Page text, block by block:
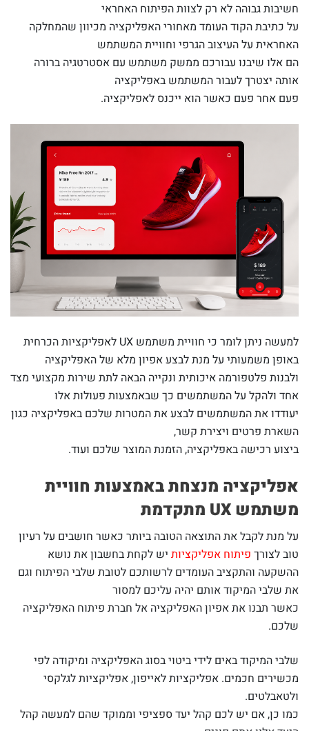
חשיבות גבוהה לא רק לצוות הפיתוח האחראי
על כתיבת הקוד העומד מאחורי האפליקציה מכיוון שהמחלקה
האחראית על העיצוב הגרפי וחוויית המשתמש
הם אלו שיבנו עבורכם ממשק משתמש עם אסטרטגיה ברורה
אותה יצטרך לעבור המשתמש באפליקציה
פעם אחר פעם כאשר הוא ייכנס לאפליקציה.
למעשה ניתן לומר כי חוויית משתמש UX לאפליקציות הכרחית
באופן משמעותי על מנת לבצע אפיון מלא של האפליקציה
ולבנות פלטפורמה איכותית ונקייה הבאה לתת שירות מקצועי מצד
אחד ולהקל על המשתמשים כך שבאמצעות פעולות אלו
יעודדו את המשתמשים לבצע את המטרות שלכם באפליקציה כגון
השארת פרטים ויצירת קשר,
ביצוע רכישה באפליקציה, הזמנת המוצר שלכם ועוד.
אפליקציה מנצחת באמצעות חוויית
משתמשUX מתקדמת
על מנת לקבל את התוצאה הטובה ביותר כאשר חושבים על רעיון
טוב לצורך פיתוח אפליקציות יש לקחת בחשבון את נושא
ההשקעה והתקציב העומדים לרשותכם לטובת שלבי הפיתוח וגם
את שלבי המיקוד אותם יהיה עליכם למסור
כאשר תבנו את אפיון האפליקציה אל חברת פיתוח האפליקציה
שלכם.
שלבי המיקוד באים לידי ביטוי בסוג האפליקציה ומיקודה לפי
מכשירים חכמים. אפליקציות לאייפון, אפליקציות לגלקסי
ולטאבלטים.
כמו כן, אם יש לכם קהל יעד ספציפי וממוקד שהם למעשה קהל